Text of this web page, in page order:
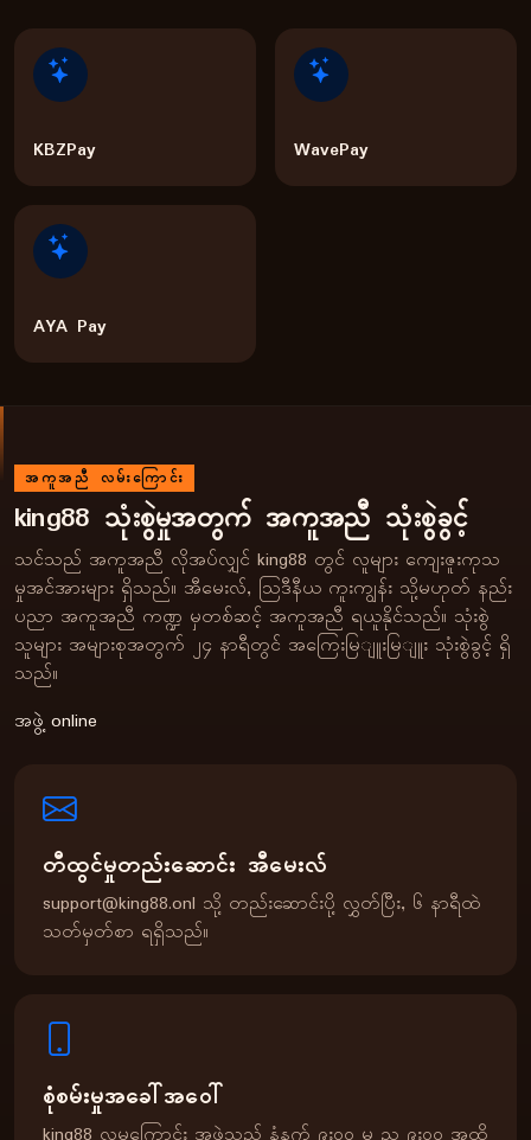
KBZPay WavePay
AYA Pay
အကူအညီ လမ်းကြောင်း
king88 သုံးစွဲမှုအတွက် အကူအညီ သုံးစွဲခွင့်
သင်သည် အကူအညီ လိုအပ်လျှင် king88 တွင် လူများ ကျေးဇူးကုသ
မှုအင်အားများ ရှိသည်။ အီမေးလ်, သြဒီနီယ ကူးကျွန်း သို့မဟုတ် နည်း
ပညာ အကူအညီ ကဏ္ဍ မှတစ်ဆင့် အကူအညီ ရယူနိုင်သည်။ သုံးစွဲ
သူများ အများစုအတွက် ၂၄ နာရီတွင် အကြေးမြျူးမြျူး သုံးစွဲခွင့် ရှိ
သည်။
အဖွဲ့ online
တီထွင်မှုတည်းဆောင်း အီမေးလ်
support@king88.onl သို့ တည်းဆောင်းပို့ လွှတ်ပြီး, ၆ နာရီထဲ
သတ်မှတ်စာ ရရှိသည်။
စုံစမ်းမှုအခေါ်အဝေါ်